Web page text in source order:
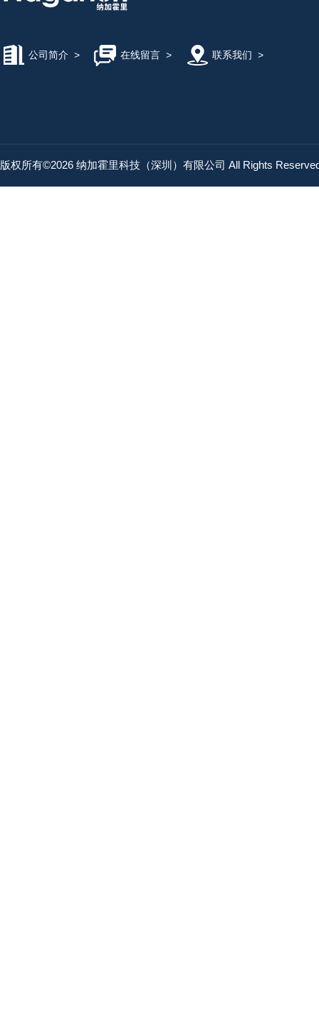
公司简介 > 在线留言> 联系我们 >
版权所有©2026 纳加霍里科技（深圳）有限公司 All Rights